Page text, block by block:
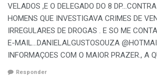
VELADOS ,E O DELEGADO DO 8
HOMENS QUE INVESTIGAVA CRIMES DE
IRREGULARES DE DROGAS . E SO ME
E-MAIL…DANIELALGUSTOSOUZA
INFORMAÇOES COM O MAIOR PRAZER., A
Responder